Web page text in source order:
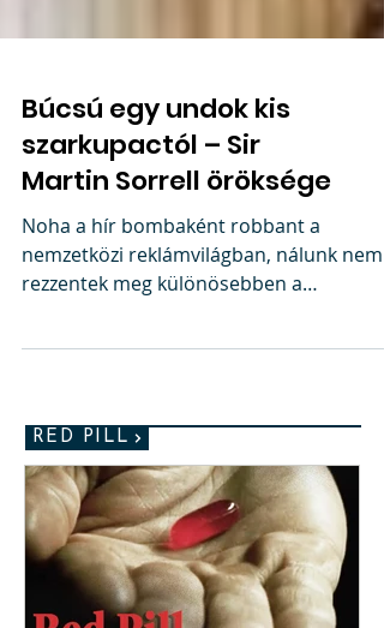
Búcsú egy undok kis
Martin Sorrell öröksége
Noha a hír bombaként robbant a
rezzentek meg különösebben a
RED PILL